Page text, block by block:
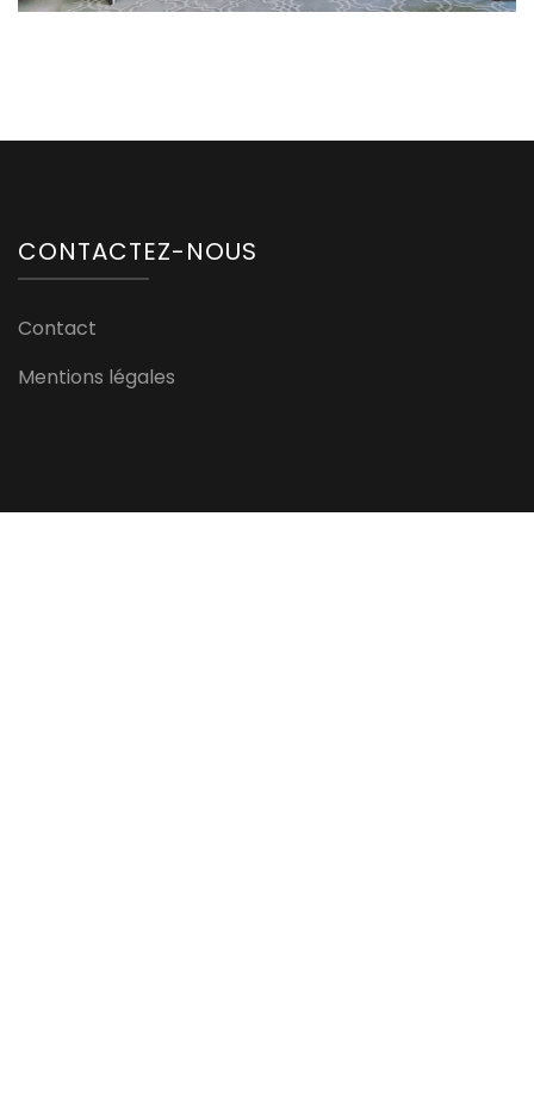
CONTACTEZ-NOUS
Contact
Mentions légales